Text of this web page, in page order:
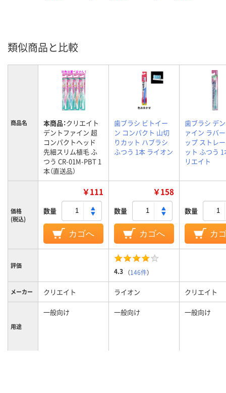
類似商品と比較
商品名 本商品：クリエイト
デントファイン 超
コンパクトヘッド
先細スリム植毛 ふ
つう CR-01M-PBT 1
本（直送品）
歯ブラシ ビトイー
ン コンパクト 山切
りカット ハブラシ
ふつう 1本 ライオン
歯ブラシ デ
ァイン ラバ
ップ ストレ
ット ふつう
リエイト
価格
(税込)
￥111
数量
カゴへ
￥158
数量
カゴへ
数量
カ
評価
4.3 （146件）
メーカー クリエイト ライオン クリエイト
用途
一般向け 一般向け 一般向け